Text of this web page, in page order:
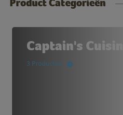
Product Categorieën
Captain's Cuisine
3 Producten